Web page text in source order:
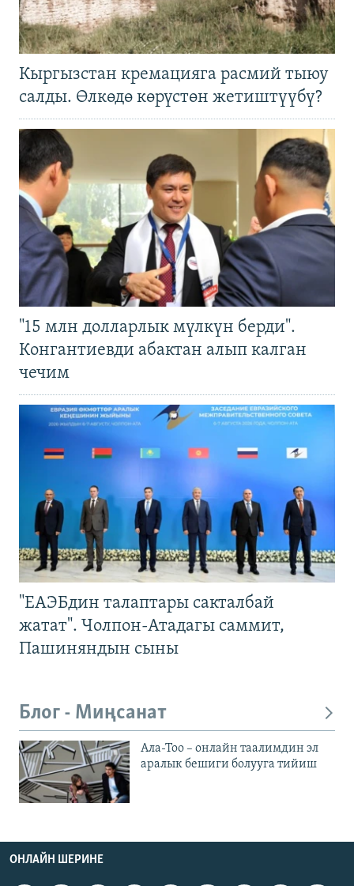
Кыргызстан кремацияга расмий тыюу
салды. Өлкөдө көрүстөн жетиштүүбү?
"15 млн долларлык мүлкүн берди".
Конгантиевди абактан алып калган
чечим
"ЕАЭБдин талаптары сакталбай
жатат". Чолпон-Атадагы саммит,
Пашиняндын сыны
Блог - Миңсанат
Ала-Тоо – онлайн таалимдин эл
аралык бешиги болууга тийиш
ОНЛАЙН ШЕРИНЕ